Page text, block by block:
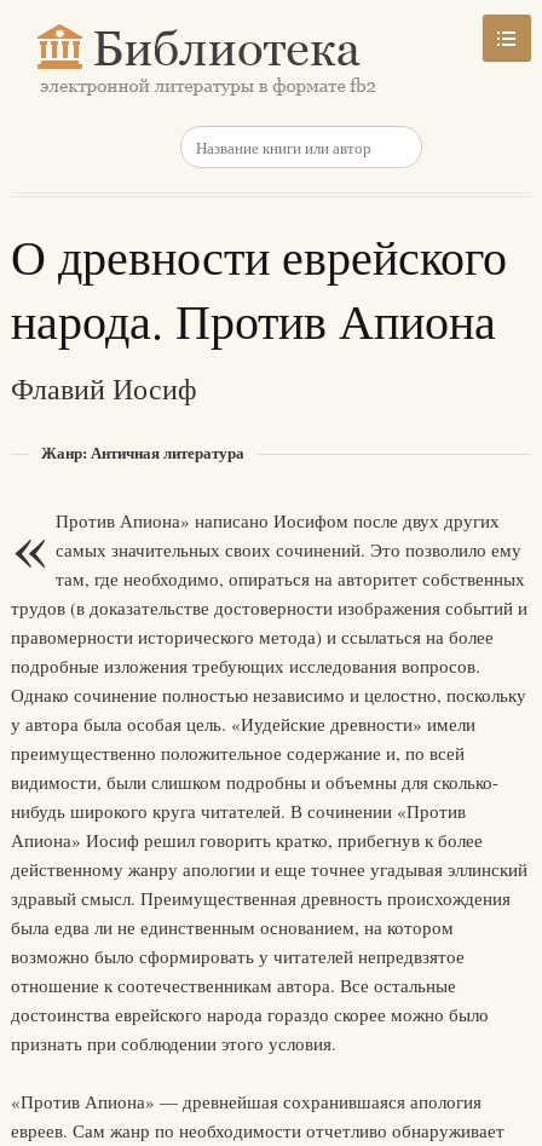
О древности еврейского
народа. Против Апиона
Флавий Иосиф
Жанр: Античная литература
« Против Апиона» написано Иосифом после двух других
самых значительных своих сочинений. Это позволило ему
там, где необходимо, опираться на авторитет собственных
трудов (в доказательстве достоверности изображения событий и
правомерности исторического метода) и ссылаться на более
подробные изложения требующих исследования вопросов.
Однако сочинение полностью независимо и целостно, поскольку
у автора была особая цель. «Иудейские древности» имели
преимущественно положительное содержание и, по всей
видимости, были слишком подробны и объемны для сколько-
нибудь широкого круга читателей. В сочинении «Против
Апиона» Иосиф решил говорить кратко, прибегнув к более
действенному жанру апологии и еще точнее угадывая эллинский
здравый смысл. Преимущественная древность происхождения
была едва ли не единственным основанием, на котором
возможно было сформировать у читателей непредвзятое
отношение к соотечественникам автора. Все остальные
достоинства еврейского народа гораздо скорее можно было
признать при соблюдении этого условия.
«Против Апиона» — древнейшая сохранившаяся апология
евреев. Сам жанр по необходимости отчетливо обнаруживает